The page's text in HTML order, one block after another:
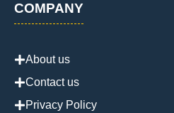
COMPANY
About us
Contact us
Privacy Policy